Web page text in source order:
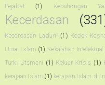
Pejabat
(1) Kebohongan
Kecerdasan
Kecerdasan Laduni (1) Kedok
Umat Islam (1) Kekalahan Intelektual
Turki Utsmani (1) Keluar Krisis (1)
kerajaan Islam (1) kerajaan Islam di